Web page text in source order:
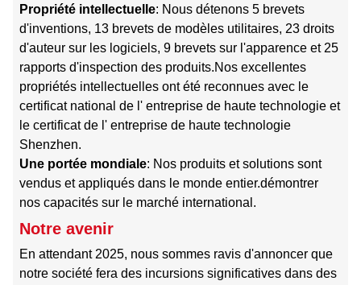
Propriété intellectuelle: Nous détenons 5 brevets
d'inventions, 13 brevets de modèles utilitaires, 23 droits
d'auteur sur les logiciels, 9 brevets sur l'apparence et 25
rapports d'inspection des produits.Nos excellentes
propriétés intellectuelles ont été reconnues avec le
certificat national de l' entreprise de haute technologie et
le certificat de l' entreprise de haute technologie
Shenzhen.
Une portée mondiale: Nos produits et solutions sont
vendus et appliqués dans le monde entier.démontrer
nos capacités sur le marché international.
Notre avenir
En attendant 2025, nous sommes ravis d'annoncer que
notre société fera des incursions significatives dans des